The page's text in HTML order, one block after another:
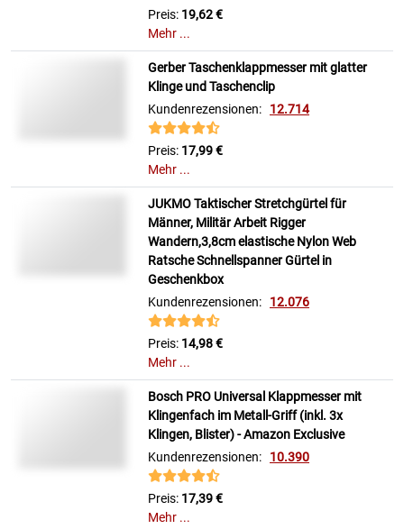
Preis: 19,62 €
Mehr ...
Gerber Taschenklappmesser mit glatter
Klinge und Taschenclip
Kundenrezensionen: 12.714
Preis: 17,99 €
Mehr ...
JUKMO Taktischer Stretchgürtel für
Männer, Militär Arbeit Rigger
Wandern,3,8cm elastische Nylon Web
Ratsche Schnellspanner Gürtel in
Geschenkbox
Kundenrezensionen: 12.076
Preis: 14,98 €
Mehr ...
Bosch PRO Universal Klappmesser mit
Klingenfach im Metall-Griff (inkl. 3x
Klingen, Blister) - Amazon Exclusive
Kundenrezensionen: 10.390
Preis: 17,39 €
Mehr ...